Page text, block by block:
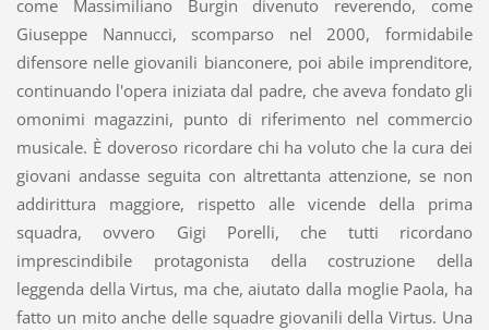
come Massimiliano Burgin divenuto reverendo, come
Giuseppe Nannucci, scomparso nel 2000, formidabile
difensore nelle giovanili bianconere, poi abile imprenditore,
continuando l'opera iniziata dal padre, che aveva fondato gli
omonimi magazzini, punto di riferimento nel commercio
musicale. È doveroso ricordare chi ha voluto che la cura dei
giovani andasse seguita con altrettanta attenzione, se non
addirittura maggiore, rispetto alle vicende della prima
squadra, ovvero Gigi Porelli, che tutti ricordano
imprescindibile protagonista della costruzione della
leggenda della Virtus, ma che, aiutato dalla moglie Paola, ha
fatto un mito anche delle squadre giovanili della Virtus. Una